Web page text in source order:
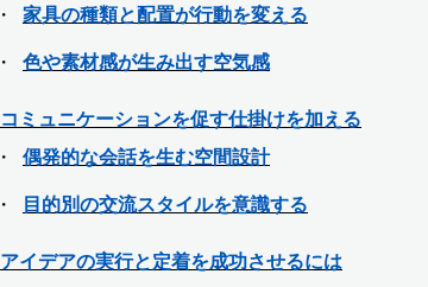
家具の種類と配置が行動を変える
色や素材感が生み出す空気感
コミュニケーションを促す仕掛けを加える
偶発的な会話を生む空間設計
目的別の交流スタイルを意識する
アイデアの実行と定着を成功させるには